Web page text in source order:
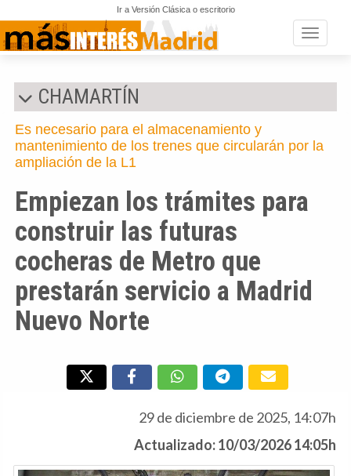
Ir a Versión Clásica o escritorio
Toggle
CHAMARTÍN
Es necesario para el almacenamiento y
mantenimiento de los trenes que circularán por la
ampliación de la L1
Empiezan los trámites para
construir las futuras
cocheras de Metro que
prestarán servicio a Madrid
Nuevo Norte
29 de diciembre de 2025, 14:07h
Actualizado: 10/03/2026 14:05h